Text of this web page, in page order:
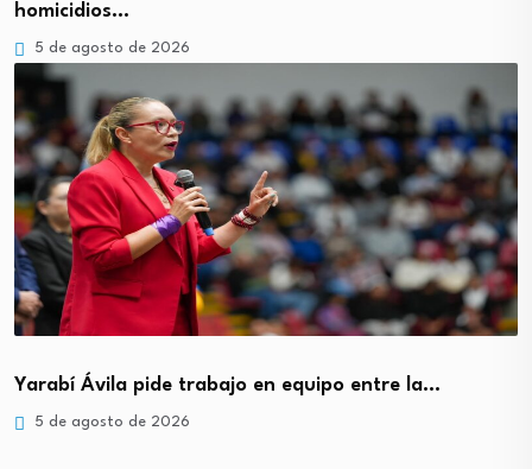
homicidios…
5 de agosto de 2026
Yarabí Ávila pide trabajo en equipo entre la…
5 de agosto de 2026